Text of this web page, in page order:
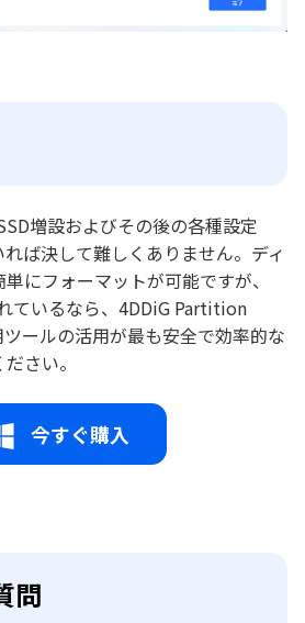
増設およびその後の各種設定
ば決して難しくありません。ディ
にフォーマットが可能ですが、
ているなら、4DDiG Partition
ールの活用が最も安全で効率的な
さい。
今すぐ購入
問